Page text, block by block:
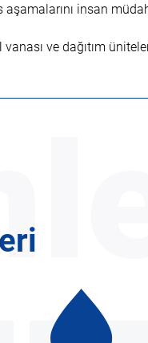
aşamalarını insan
ve dağıtım